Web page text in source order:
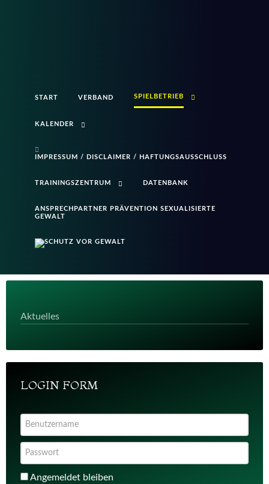
START VERBAND SPIELBETRIEB
KALENDER
IMPRESSUM / DISCLAIMER / HAFTUNGSAUSSCHLUSS
TRAININGSZENTRUM DATENBANK
ANSPRECHPARTNER PRÄVENTION SEXUALISIERTE
GEWALT
Aktuelles
LOGIN FORM
Angemeldet bleiben